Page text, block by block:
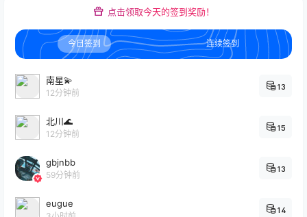
点击领取今天的签到奖励！
今日签到 连续签到
南星💫
12分钟前
13
北川🌊
12分钟前
15
gbjnbb
59分钟前
13
eugue
14